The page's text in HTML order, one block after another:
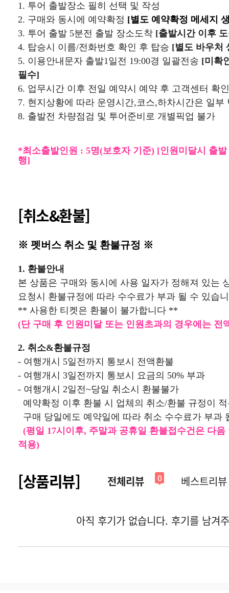
1. 투어 출발장소 필히 선택 및 작성
2. 구매와 동시에
예약확정 [별도 예약확정 메세지
3. 투어 출발 5분전 출발 장소도착 [출발시간 이후
4. 탑승시 이름/전화번호 확인 후 탑승 [별도 바우처
5. 이용안내문자 출발1일전 19:00경 일괄전송 [미확
필수]
6. 업무시간 이후 전일 예약시 예약 후 고객센터 확
7. 현지상황에 따라 운영시간,코스,하차시간은 일부
8. 출발전 차량점검 및 투어준비로 개별픽업 불가
*최소출발인원 : 5명(보호자 기준) [인원미달시 출
행]
[취소&환불]
※ 펫버스 취소 및 환불규정 ※
1. 환불안내
본 상품은 구매와 동시에 사용 일자가 정해져 있는
요청시 환불규정에 따라 수수료가 부과 될 수 있습
** 사용한 티켓은 환불이 불가합니다 **
(단 구매 후 인원미달 또는 인원초과의 경우에는 전
2. 취소&환불규정
- 여행개시 5일전까지 통보시 전액환불
- 여행개시 3일전까지 통보시 요금의 50% 부과
- 여행개시 2일전~당일 취소시 환불불가
예약확정 이후 환불 시 업체의 취소/환불 규정이
구매 당일에도 예약일에 따라 취소 수수료가 부과
(평일 17시이후, 주말과 공휴일 환불접수건은 다
적용)
[상품리뷰] 전체리뷰 0 베스트리뷰